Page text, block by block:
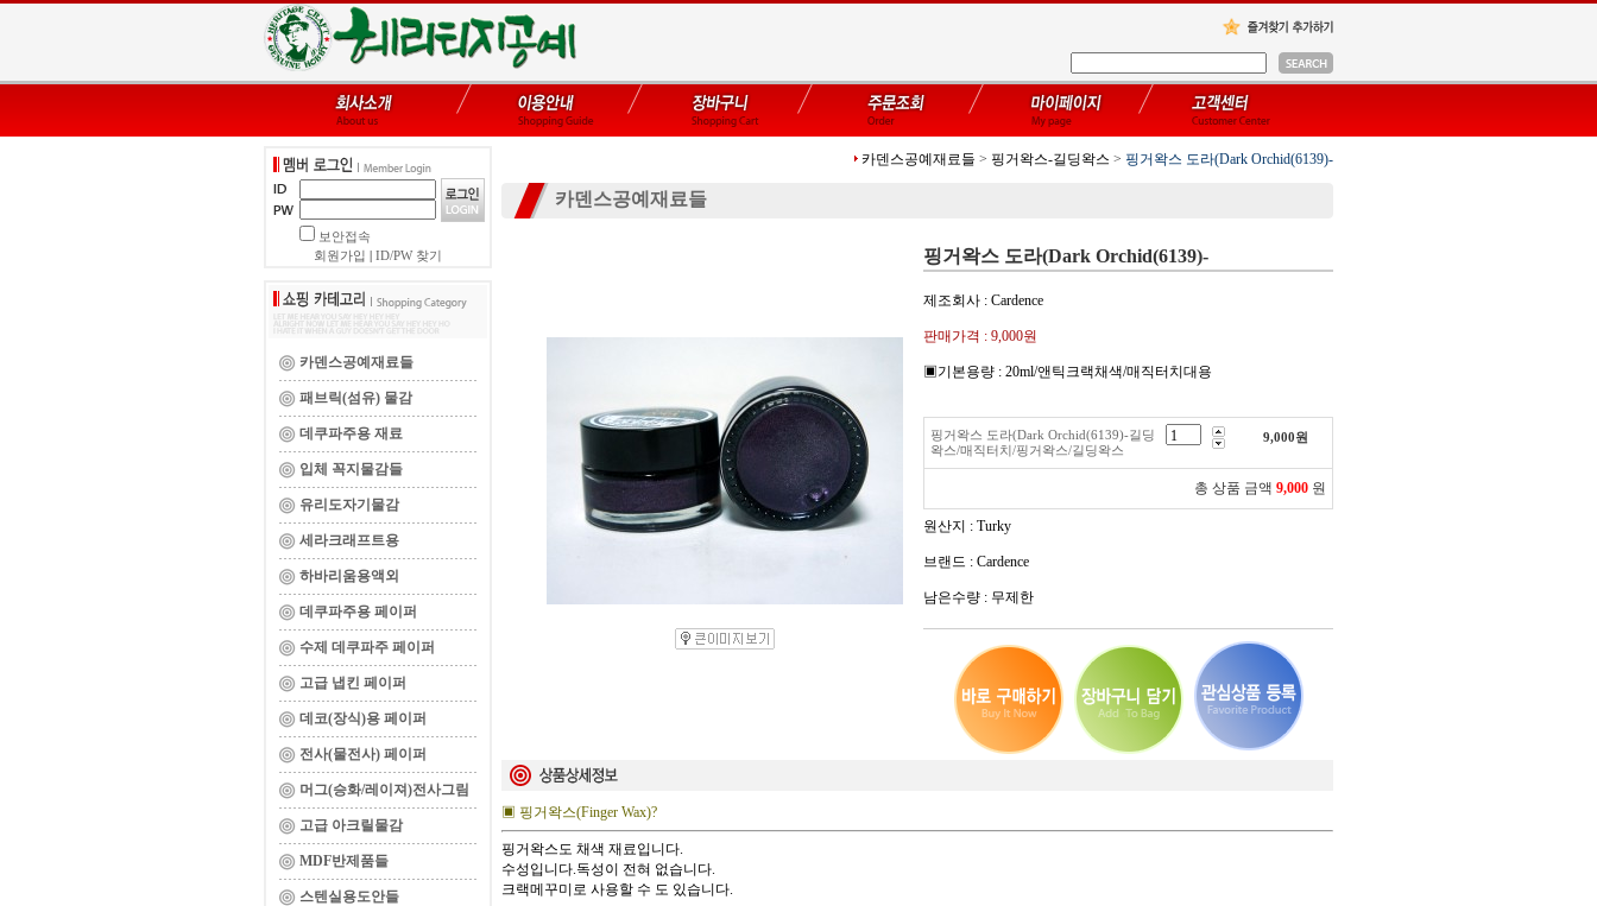
보안접속
회원가입
ID/PW 찾기
카덴스공예재료들
패브릭(섬유) 물감
데쿠파주용 재료
입체 꼭지물감들
유리도자기물감
세라크래프트용
하바리움용액외
데쿠파주용 페이퍼
수제 데쿠파주 페이퍼
고급 냅킨 페이퍼
데코(장식)용 페이퍼
전사(물전사) 페이퍼
머그(승화/레이져)전사그림
고급 아크릴물감
MDF반제품들
스텐실용도안들
카덴스공예재료들 > 핑거왁스-길딩왁스 > 핑거왁스 도라(Dark Orchid(6139)-
카덴스공예재료들
핑거왁스 도라(Dark Orchid(6139)-
제조회사 : Cardence
판매가격 : 9,000원
▣기본용량 : 20ml/앤틱크랙채색/매직터치대용
핑거왁스 도라(Dark Orchid(6139)-길딩
왁스/매직터치/핑거왁스/길딩왁스
9,000원
총 상품 금액 9,000 원
원산지 : Turky
브랜드 : Cardence
남은수량 : 무제한
▣ 핑거왁스(Finger Wax)?
핑거왁스도 채색 재료입니다.
수성입니다.독성이 전혀 없습니다.
크랙메꾸미로 사용할 수 도 있습니다.